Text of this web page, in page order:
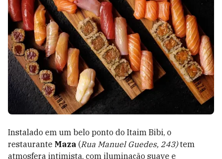
Instalado em um belo ponto do Itaim Bibi, o
restaurante Maza (Rua Manuel Guedes, 243)tem
atmosfera intimista, com iluminação suave e